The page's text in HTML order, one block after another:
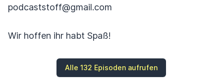
podcaststoff@gmail.com
Wir hoffen ihr habt Spaß!
Alle 132 Episoden aufrufen